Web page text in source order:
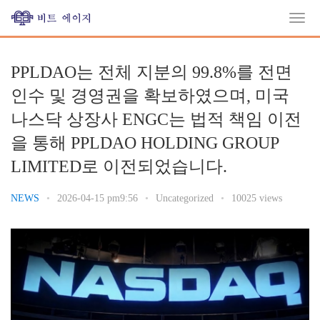
PPLDAO는 전체 지분의 99.8%를 전면
인수 및 경영권을 확보하였으며, 미국
나스닥 상장사 ENGC는 법적 책임 이전
을 통해 PPLDAO HOLDING GROUP
LIMITED로 이전되었습니다.
NEWS • 2026-04-15 pm9:56 • Uncategorized • 10025 views